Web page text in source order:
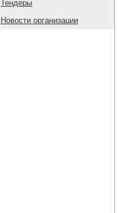
Тендеры
Новости организации